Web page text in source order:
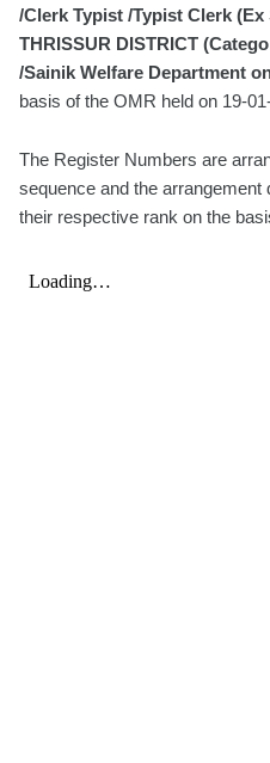
/Clerk Typist /Typist Clerk
THRISSUR DISTRICT
/Sainik Welfare Department
basis of the OMR held on 19-
The Register Numbers are
sequence and the arrangement
their respective rank on the